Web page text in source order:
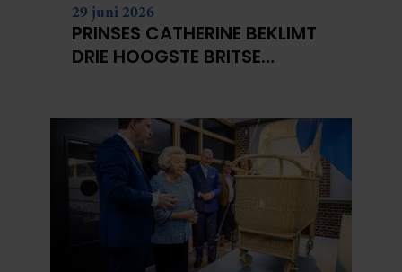
29 juni 2026
PRINSES CATHERINE BEKLIMT
DRIE HOOGSTE BRITSE